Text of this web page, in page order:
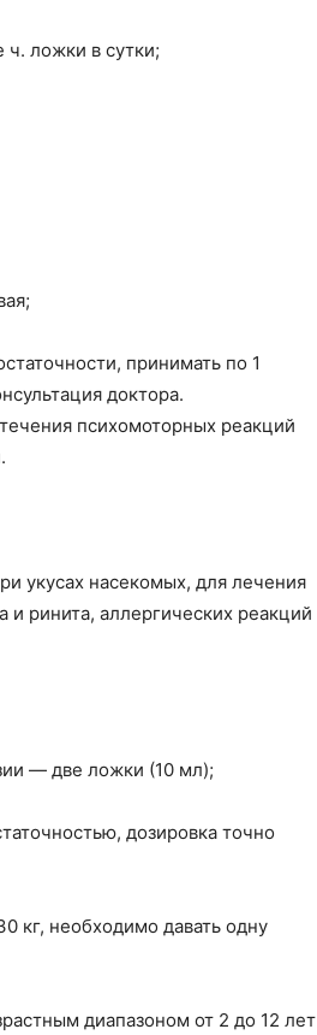
ч. ложки в сутки;
принимать по 1
доктора.
психомоторных реакций
укусах насекомых, для лечения
и ринита, аллергических реакций
— две ложки (10 мл);
дозировка точно
необходимо давать одну
диапазоном от 2 до 12 лет